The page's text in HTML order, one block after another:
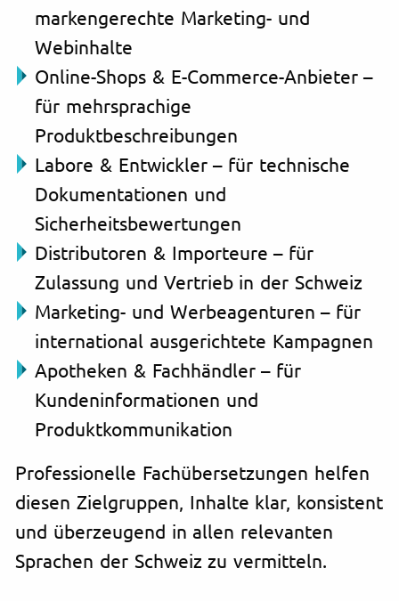
markengerechte Marketing- und
Webinhalte
Online-Shops & E-Commerce-Anbieter –
für mehrsprachige
Produktbeschreibungen
Labore & Entwickler – für technische
Dokumentationen und
Sicherheitsbewertungen
Distributoren & Importeure – für
Zulassung und Vertrieb in der Schweiz
Marketing- und Werbeagenturen – für
international ausgerichtete Kampagnen
Apotheken & Fachhändler – für
Kundeninformationen und
Produktkommunikation
Professionelle Fachübersetzungen helfen
diesen Zielgruppen, Inhalte klar, konsistent
und überzeugend in allen relevanten
Sprachen der Schweiz zu vermitteln.